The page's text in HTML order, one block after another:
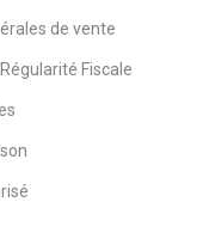
de vente
Fiscale